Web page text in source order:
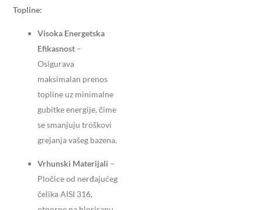
Topline:
Visoka Energetska
Efikasnost –
Osigurava
maksimalan prenos
topline uz minimalne
gubitke energije, čime
se smanjuju troškovi
grejanja vašeg bazena.
Vrhunski Materijali –
Pločice od nerđajućeg
čelika AISI 316,